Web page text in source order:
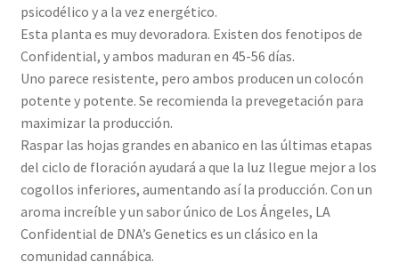
psicodélico y a la vez energético.
Esta planta es muy devoradora. Existen dos fenotipos de
Confidential, y ambos maduran en 45-56 días.
Uno parece resistente, pero ambos producen un colocón
potente y potente. Se recomienda la prevegetación para
maximizar la producción.
Raspar las hojas grandes en abanico en las últimas etapas
del ciclo de floración ayudará a que la luz llegue mejor a los
cogollos inferiores, aumentando así la producción. Con un
aroma increíble y un sabor único de Los Ángeles, LA
Confidential de DNA’s Genetics es un clásico en la
comunidad cannábica.